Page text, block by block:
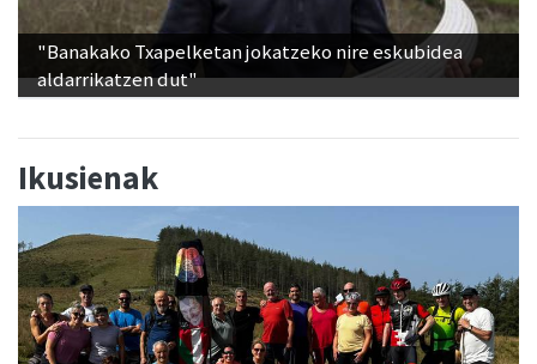
"Banakako Txapelketan jokatzeko nire eskubidea
aldarrikatzen dut"
Ikusienak